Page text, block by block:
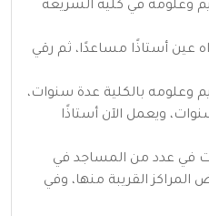
وعلومه في كلية الشريعة
عين أستاذًا مساعدًا، ثم رقي
وعلومه بالكلية عدة سنوات،
ويعمل الآن أستاذًا
في عدد من المساجد في
القريبة منها، وفي